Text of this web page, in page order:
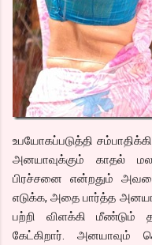
உபயோகப்படுத்தி
அனயாவுக்கும் காதல்
பிரச்சனை என்றதும்
எடுக்க, அதை பார்த்த அனயா
பற்றி விளக்கி மீண்டும்
கேட்கிறார். அனயாவும்